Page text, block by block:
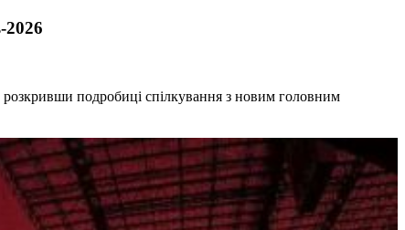
2026
розкривши подробиці спілкування з новим головним